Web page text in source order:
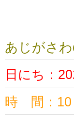
あじがさ
日にち：
時 間：10